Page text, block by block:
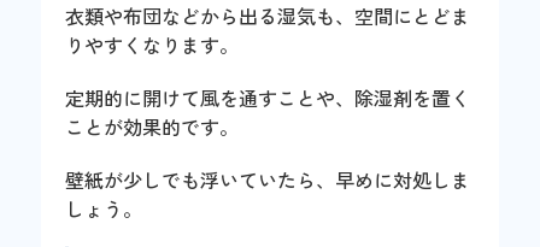
衣類や布団などから出る湿気も、空間にとどま
りやすくなります。
定期的に開けて風を通すことや、除湿剤を置く
ことが効果的です。
壁紙が少しでも浮いていたら、早めに対処しま
しょう。